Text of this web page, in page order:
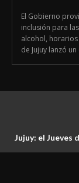
El Gobierno
inclusión para
alcohol,
de Jujuy lanzó
Jujuy: el Jueves